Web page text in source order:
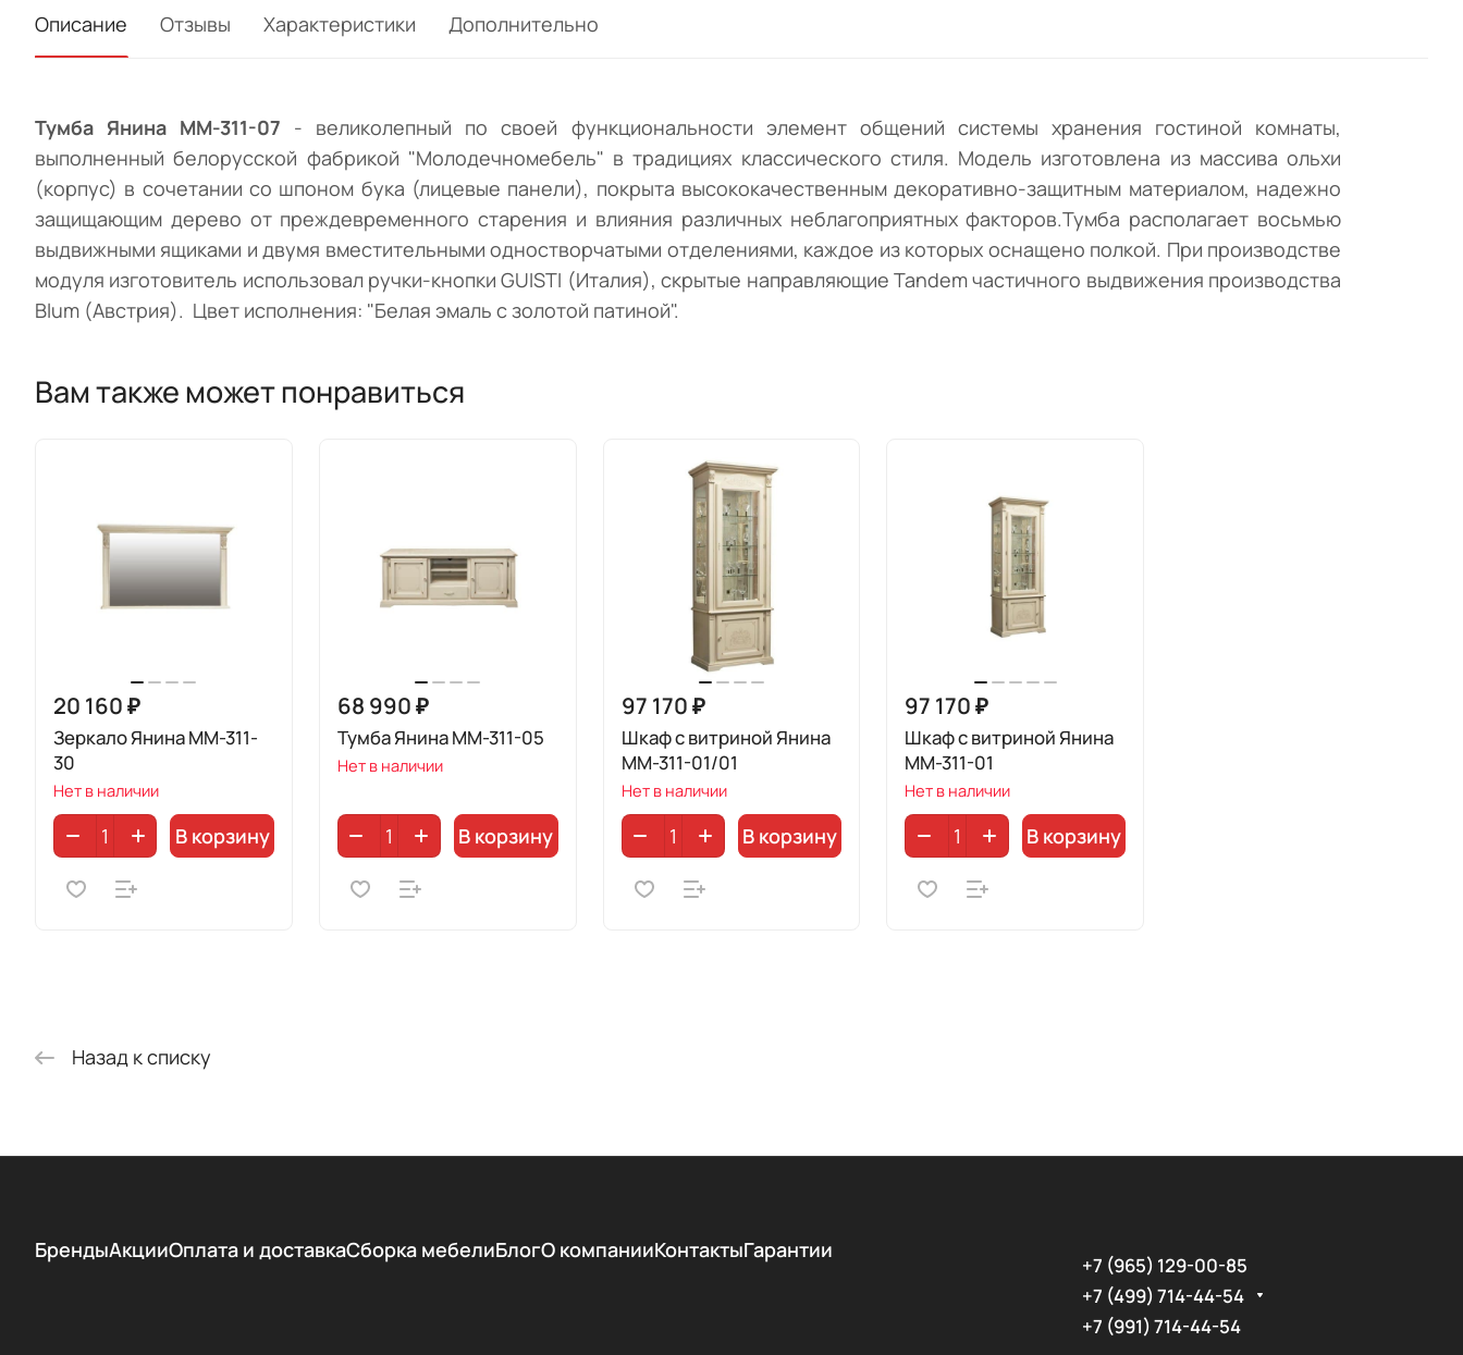
Описание Отзывы Характеристики Дополнительно
Тумба Янина ММ-311-07 - великолепный по своей функциональности элемент общений системы хранения гостиной комнаты,
выполненный белорусской фабрикой "Молодечномебель" в традициях классического стиля. Модель изготовлена из массива ольхи
(корпус) в сочетании со шпоном бука (лицевые панели), покрыта высококачественным декоративно-защитным материалом, надежно
защищающим дерево от преждевременного старения и влияния различных неблагоприятных факторов.Тумба располагает восьмью
выдвижными ящиками и двумя вместительными одностворчатыми отделениями, каждое из которых оснащено полкой. При производстве
модуля изготовитель использовал ручки-кнопки GUISTI (Италия), скрытые направляющие Tandem частичного выдвижения производства
Blum (Австрия). Цвет исполнения: "Белая эмаль с золотой патиной".
Вам также может понравиться
20 160 ₽
Зеркало Янина ММ-311-
30
Нет в наличии
В корзину
68 990 ₽
Тумба Янина ММ-311-05
Нет в наличии
В корзину
97 170 ₽
Шкаф с витриной Янина
ММ-311-01/01
Нет в наличии
В корзину
97 170 ₽
Шкаф с витриной Янина
ММ-311-01
Нет в наличии
В корзину
Назад к списку
БрендыАкцииОплата и доставкаСборка мебелиБлогО компанииКонтактыГарантии
+7 (965) 129-00-85
+7 (499) 714-44-54
+7 (991) 714-44-54